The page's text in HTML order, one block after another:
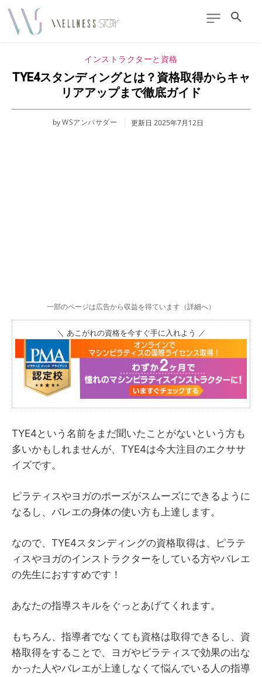
インストラクターと資格
TYE4スタンディングとは？資格取得からキャ
リアアップまで徹底ガイド
byWSアンバサダー 更新日 2025年7月12日
一部のページは広告から収益を得ています（詳細へ）
＼ あこがれの資格を今すぐ手に入れよう ／
TYE4という名前をまだ聞いたことがないという方も
多いかもしれませんが、TYE4は今大注目のエクササ
イズです。
ピラティスやヨガのポーズがスムーズにできるように
なるし、バレエの身体の使い方も上達します。
なので、TYE4スタンディングの資格取得は、ピラテ
ィスやヨガのインストラクターをしている方やバレエ
の先生におすすめです！
あなたの指導スキルをぐっとあげてくれます。
もちろん、指導者でなくても資格は取得できるし、資
格取得をすることで、ヨガやピラティスで効果の出な
かった人やバレエが上達しなくて悩んでいる人の指導